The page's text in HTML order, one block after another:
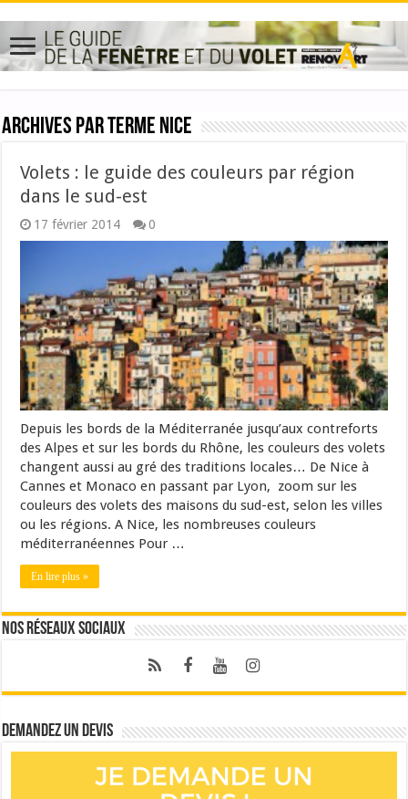
Archives par terme Nice
Volets : le guide des couleurs par région
dans le sud-est
17 février 2014 0
Depuis les bords de la Méditerranée jusqu’aux contreforts
des Alpes et sur les bords du Rhône, les couleurs des volets
changent aussi au gré des traditions locales… De Nice à
Cannes et Monaco en passant par Lyon, zoom sur les
couleurs des volets des maisons du sud-est, selon les villes
ou les régions. A Nice, les nombreuses couleurs
méditerranéennes Pour …
En lire plus »
Nos réseaux sociaux
Demandez un devis